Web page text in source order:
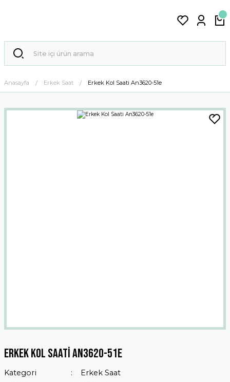
Anasayfa Erkek Saat Erkek Kol Saati An3620-51e
Erkek Kol Saati An3620-51e
Kategori
Erkek Saat